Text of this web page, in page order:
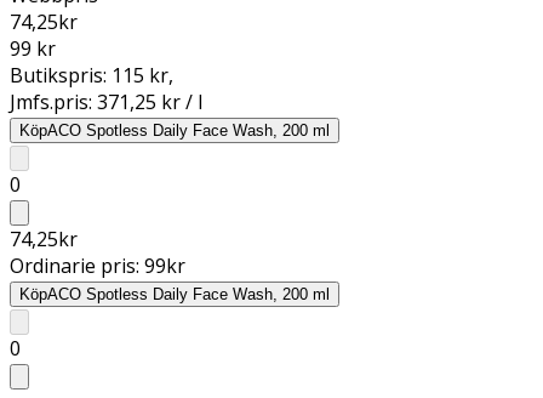
74,25kr
99 kr
Butikspris: 115 kr,
Jmfs.pris: 371,25 kr / l
KöpACO Spotless Daily Face Wash, 200 ml
0
74,25kr
Ordinarie pris: 99kr
KöpACO Spotless Daily Face Wash, 200 ml
0